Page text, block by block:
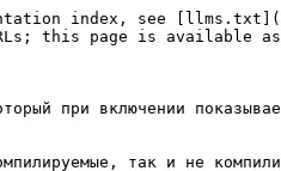
sIaY_D7klwIBCK9DNtUm2xKT0Uw5W9rm--?key=PfET26jytv5PqBDqoGbrCN1-" alt=""><figcaption></figcaption></figure>

Чтобы найти расширения, перейдите в «Настройки» → [«Расширения»](https://supplier.indeepa.com/#/repricer-ozon/settings/extensions)

## Как понять, что расширение включено

<figure><img src="https://lh7-rt.googleusercontent.com/docsz/AD_4nXco8vnCJGaPY-Sl2X8LYU4YCuD8FP6MldUFqR7W0n26Et0-voqGfImPKXlIOpf24ojHP6-u5xXR8o221dKiDiLD3hQdgh5WueMUuvtPknbXXax7LsgTVSTiccAwiaCNfrcqPcoQkg?key=PfET26jytv5PqBDqoGbrCN1-" alt=""><figcaption></figcaption></figure>

<figure><img src="https://lh7-rt.googleusercontent.com/docsz/AD_4nXfyPUskWcCD--lFMN-Dr-hZZWgpBUB6VxCFDaf1g8D6G6s6W69E4gzq1-uHAP71HcAn_FpV0MqtC6guDIW_Uef_VheNPuUO3CWAbjMsCbvBDy1c8G1V4z-XenDdRAgK4BYAa5xt4w?key=PfET26jytv5PqBDqoGbrCN1-" alt=""><figcaption></figcaption></figure>

Когда расширение светится фиолетовым — это значит, что оно включено. Если оно включено, то оно также будет отображаться в виде отдельного столбца во вкладке «Товары» основного пресета.

## Вывод из цикла соинвеста

<figure><img src="https://lh7-rt.googleusercontent.com/docsz/AD_4nXcdfuIZvdBw-mtuA-6QrCI75LFHbNbWCfhgmnCI9oVs79q2pIltqTs0WkDgSwmHCBztn0yAPo_BNaTVoaywR4EXPWp0rg6xBlmLrMnSoIdCHGWbrlfLIQ6Fq5SBGjOdbHLYfA1l?key=PfET26jytv5PqBDqoGbrCN1-" alt=""><figcaption></figcaption></figure>

Это расширение необходимо для выхода из цикла СПП при стратегии удержания РРЦ — когда минимальная цена равна базовой.

При работе этой стратегии бывает так, что из-за скачков СПП цена, которую репрайсер должен держать, становится недостижимой.

Это расширение определяет и устанавливает цену, которую нужно отправить для того, чтобы выйти из цикла СПП.

##